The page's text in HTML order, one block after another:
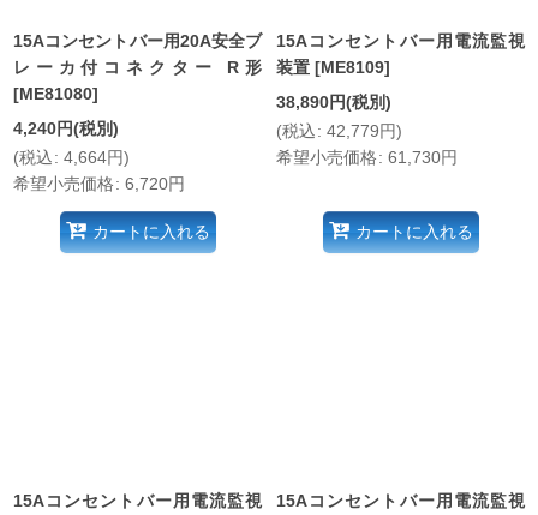
15Aコンセントバー用20A安全ブ
レーカ付コネクター R形
[ME81080]
4,240円(税別)
(税込: 4,664円)
希望小売価格: 6,720円
カートに入れる
15Aコンセントバー用電流監視
装置 [ME8109]
38,890円(税別)
(税込: 42,779円)
希望小売価格: 61,730円
カートに入れる
15Aコンセントバー用電流監視
15Aコンセントバー用電流監視